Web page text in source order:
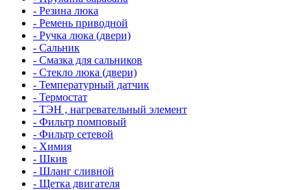
- Резина люка
- Ремень приводной
- Ручка люка (двери)
- Сальник
- Смазка для сальников
- Стекло люка (двери)
- Температурный датчик
- Термостат
- ТЭН , нагревательный элемент
- Фильтр помповый
- Фильтр сетевой
- Химия
- Шкив
- Шланг сливной
- Щетка двигателя